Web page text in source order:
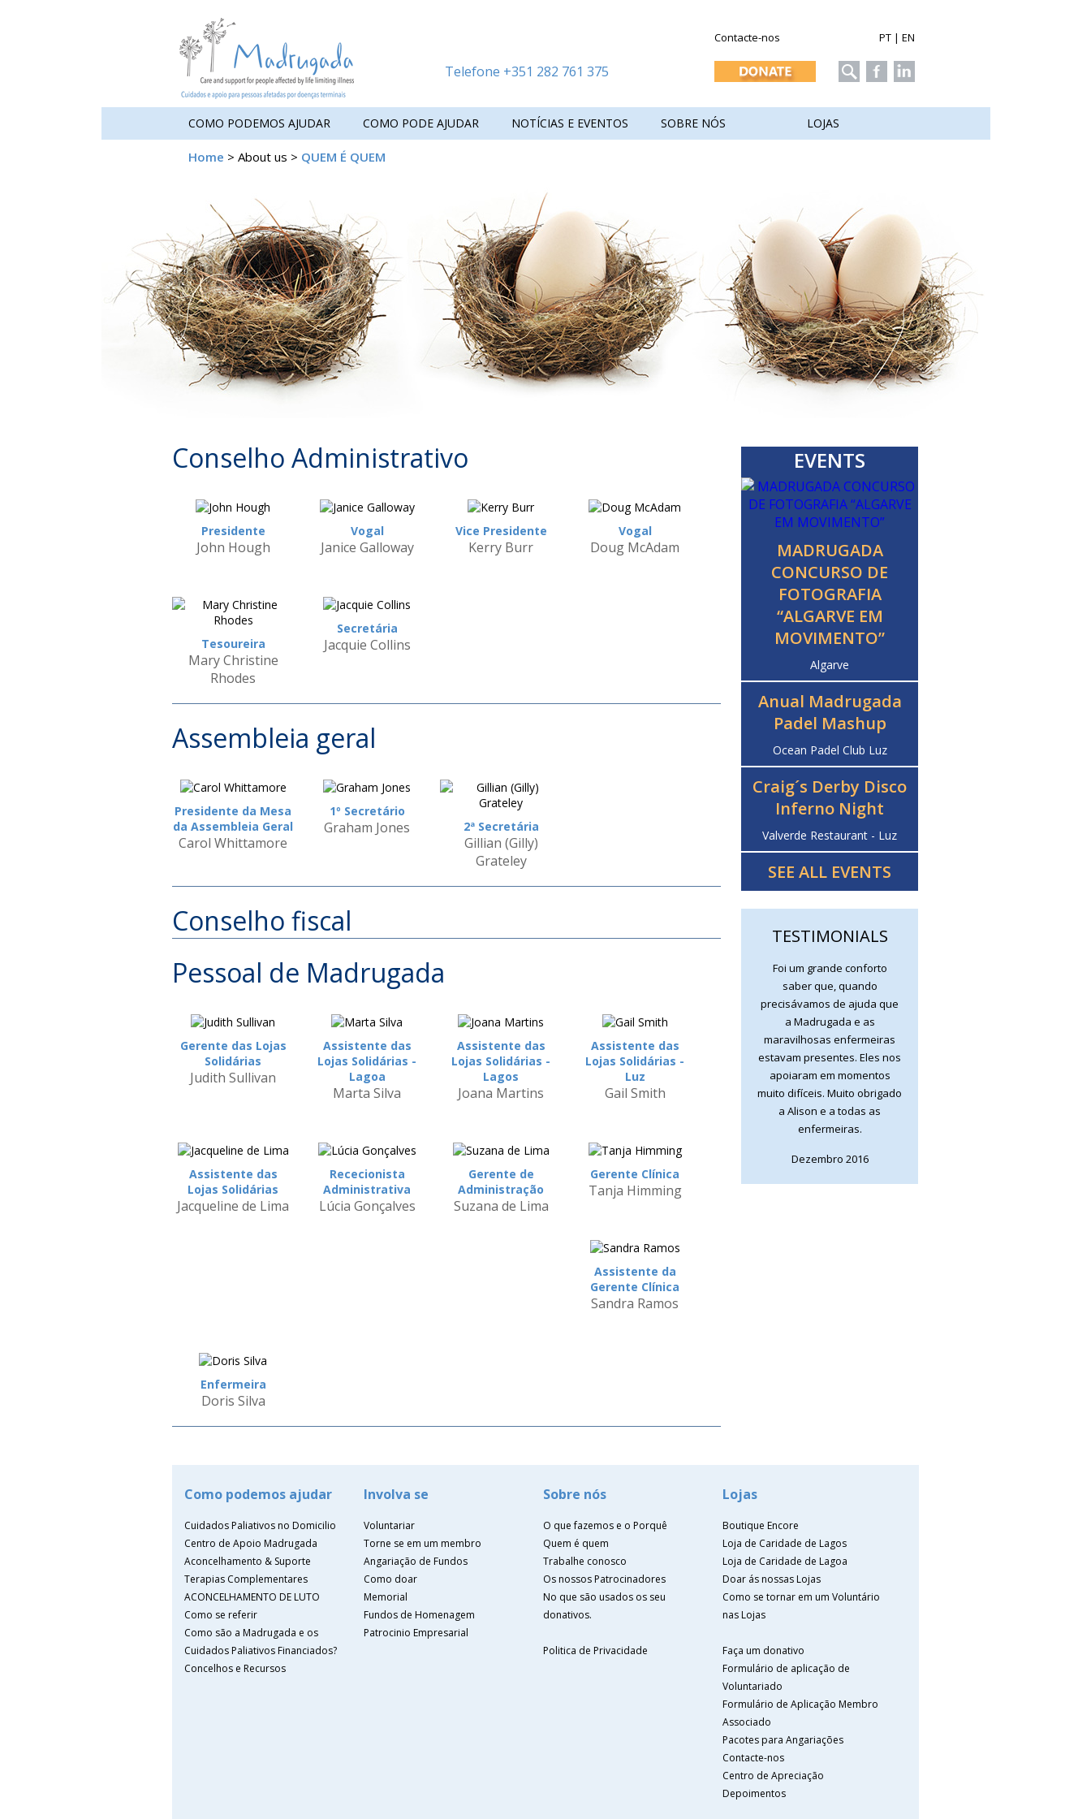
Telefone +351 282 761 375
Contacte-nos PT |EN
COMO PODEMOS AJUDAR COMO PODE AJUDAR NOTÍCIAS E EVENTOS SOBRE NÓS LOJAS
Home > About us > QUEM É QUEM
Conselho Administrativo
Presidente
John Hough
Vogal
Janice Galloway
Vice Presidente
Kerry Burr
Vogal
Doug McAdam
Tesoureira
Mary Christine
Rhodes
Secretária
Jacquie Collins
Assembleia geral
Presidente da Mesa
da Assembleia Geral
Carol Whittamore
1º Secretário
Graham Jones 2ª Secretária
Gillian (Gilly)
Grateley
Conselho fiscal
Pessoal de Madrugada
Gerente das Lojas
Solidárias
Judith Sullivan
Assistente das
Lojas Solidárias -
Lagoa
Marta Silva
Assistente das
Lojas Solidárias -
Lagos
Joana Martins
Assistente das
Lojas Solidárias -
Luz
Gail Smith
Assistente das
Lojas Solidárias
Jacqueline de Lima
Rececionista
Administrativa
Lúcia Gonçalves
Gerente de
Administração
Suzana de Lima
Gerente Clínica
Tanja Himming
Assistente da
Gerente Clínica
Sandra Ramos
Enfermeira
Doris Silva
EVENTS
MADRUGADA
CONCURSO DE
FOTOGRAFIA
“ALGARVE EM
MOVIMENTO”
Algarve
Anual Madrugada
Padel Mashup
Ocean Padel Club Luz
Craig´s Derby Disco
Inferno Night
Valverde Restaurant - Luz
SEE ALL EVENTS
TESTIMONIALS
Foi um grande conforto
saber que, quando
precisávamos de ajuda que
a Madrugada e as
maravilhosas enfermeiras
estavam presentes. Eles nos
apoiaram em momentos
muito difíceis. Muito obrigado
a Alison e a todas as
enfermeiras.
Dezembro 2016
Como podemos ajudar
Cuidados Paliativos no Domicilio
Centro de Apoio Madrugada
Aconcelhamento & Suporte
Terapias Complementares
ACONCELHAMENTO DE LUTO
Como se referir
Como são a Madrugada e os
Cuidados Paliativos Financiados?
Concelhos e Recursos
Involva se
Voluntariar
Torne se em um membro
Angariação de Fundos
Como doar
Memorial
Fundos de Homenagem
Patrocinio Empresarial
Sobre nós
O que fazemos e o Porquê
Quem é quem
Trabalhe conosco
Os nossos Patrocinadores
No que são usados os seu
donativos.
Politica de Privacidade
Lojas
Boutique Encore
Loja de Caridade de Lagos
Loja de Caridade de Lagoa
Doar ás nossas Lojas
Como se tornar em um Voluntário
nas Lojas
Faça um donativo
Formulário de aplicação de
Voluntariado
Formulário de Aplicação Membro
Associado
Pacotes para Angariações
Contacte-nos
Centro de Apreciação
Depoimentos